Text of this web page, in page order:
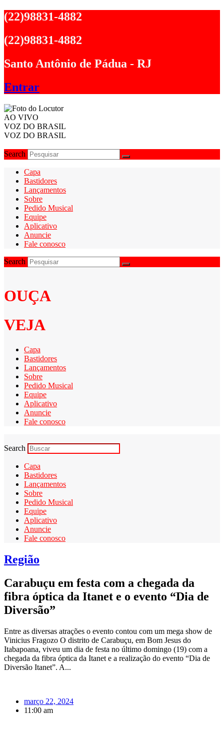
Ir
para
conteúdo
(22)98831-4882
(22)98831-4882
Santo Antônio de Pádua - RJ
Entrar
AO VIVO
VOZ DO BRASIL
VOZ DO BRASIL
Search
Capa
Bastidores
Lançamentos
Sobre
Pedido Musical
Equipe
Aplicativo
Anuncie
Fale conosco
Search
OUÇA
VEJA
Capa
Bastidores
Lançamentos
Sobre
Pedido Musical
Equipe
Aplicativo
Anuncie
Fale conosco
Search
Capa
Bastidores
Lançamentos
Sobre
Pedido Musical
Equipe
Aplicativo
Anuncie
Fale conosco
Região
Carabuçu em festa com a chegada da
fibra óptica da Itanet e o evento “Dia de
Diversão”
Entre as diversas atrações o evento contou com um mega show de
Vinicius Fragozo O distrito de Carabuçu, em Bom Jesus do
Itabapoana, viveu um dia de festa no último domingo (19) com a
chegada da fibra óptica da Itanet e a realização do evento “Dia de
Diversão Itanet”. A...
março 22, 2024
11:00 am